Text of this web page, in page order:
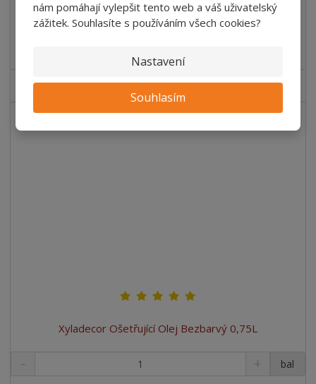
nám pomáhají vylepšit tento web a váš uživatelský
zážitek. Souhlasíte s používáním všech cookies?
Nastavení
Souhlasím
365,92 Kč bez DPH/ bal
Xyladecor Ošetřující Olej Bezbarvý 0,75L
bal